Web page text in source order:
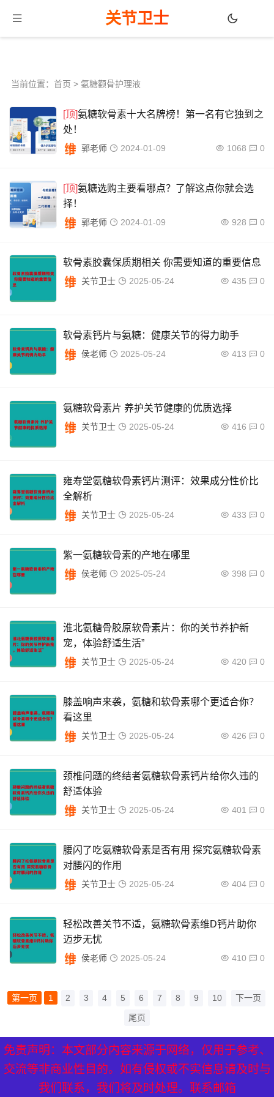
关节卫士
当前位置： 首页 > 氨糖颧骨护理液
[顶]氨糖软骨素十大名牌榜！第一名有它独到之
处！
郭老师 2024-01-09 1068 0
[顶]氨糖选购主要看哪点？了解这点你就会选
择！
郭老师 2024-01-09 928 0
软骨素胶囊保质期相关 你需要知道的重要信息
关节卫士 2025-05-24 435 0
软骨素钙片与氨糖：健康关节的得力助手
侯老师 2025-05-24 413 0
氨糖软骨素片 养护关节健康的优质选择
关节卫士 2025-05-24 416 0
雍寿堂氨糖软骨素钙片测评：效果成分性价比
全解析
关节卫士 2025-05-24 433 0
紫一氨糖软骨素的产地在哪里
侯老师 2025-05-24 398 0
淮北氨糖骨胶原软骨素片：你的关节养护新
宠，体验舒适生活”
关节卫士 2025-05-24 420 0
膝盖响声来袭，氨糖和软骨素哪个更适合你？
看这里
关节卫士 2025-05-24 426 0
颈椎问题的终结者氨糖软骨素钙片给你久违的
舒适体验
关节卫士 2025-05-24 401 0
腰闪了吃氨糖软骨素是否有用 探究氨糖软骨素
对腰闪的作用
关节卫士 2025-05-24 404 0
轻松改善关节不适，氨糖软骨素维D钙片助你
迈步无忧
侯老师 2025-05-24 410 0
第一页 1 2 3 4 5 6 7 8 9 10
下一页
尾页
免责声明：本文部分内容来源于网络，仅用于参考、
交流等非商业性目的。如有侵权或不实信息请及时与
我们联系，我们将及时处理。联系邮箱